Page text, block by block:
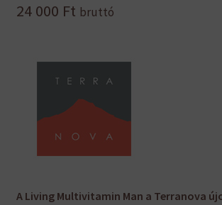
24 000 Ft bruttó
A Living Multivitamin Man a Terranova